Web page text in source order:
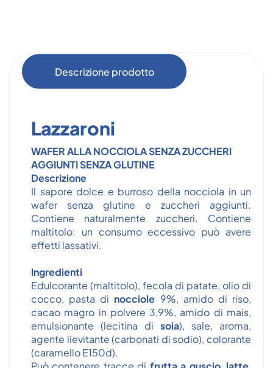
Descrizione prodotto
Lazzaroni
WAFER ALLA NOCCIOLA SENZA ZUCCHERI
AGGIUNTI SENZA GLUTINE
Descrizione
Il sapore dolce e burroso della nocciola in un
wafer senza glutine e zuccheri aggiunti.
Contiene naturalmente zuccheri. Contiene
maltitolo: un consumo eccessivo può avere
effetti lassativi.
Ingredienti
Edulcorante (maltitolo), fecola di patate, olio di
cocco, pasta di nocciole 9%, amido di riso,
cacao magro in polvere 3,9%, amido di mais,
emulsionante (lecitina di soia), sale, aroma,
agente lievitante (carbonati di sodio), colorante
(caramello E150d).